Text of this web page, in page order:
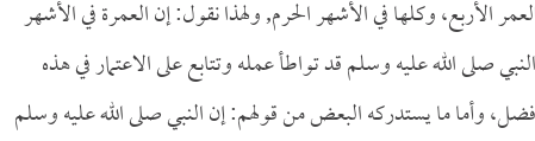
الأربع، وكلها في الأشهر الحرم, ولهذا نقول: إن العمرة في الأشهر
صلى الله عليه وسلم قد تواطأ عمله وتتابع على الاعتمار في هذه
وأما ما يستدركه البعض من قولهم: إن النبي صلى الله عليه وسلم